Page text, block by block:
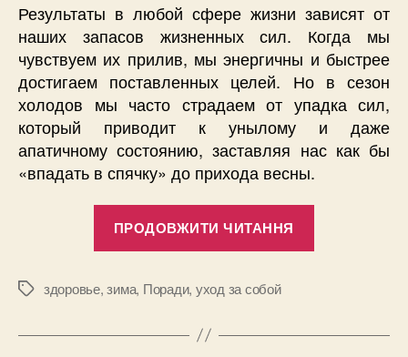
Результаты в любой сфере жизни зависят от
наших запасов жизненных сил. Когда мы
чувствуем их прилив, мы энергичны и быстрее
достигаем поставленных целей. Но в сезон
холодов мы часто страдаем от упадка сил,
который приводит к унылому и даже
апатичному состоянию, заставляя нас как бы
«впадать в спячку» до прихода весны.
ПРОДОВЖИТИ ЧИТАННЯ
зимой:
Позначки
здоровье,зима, Поради, уход за собой